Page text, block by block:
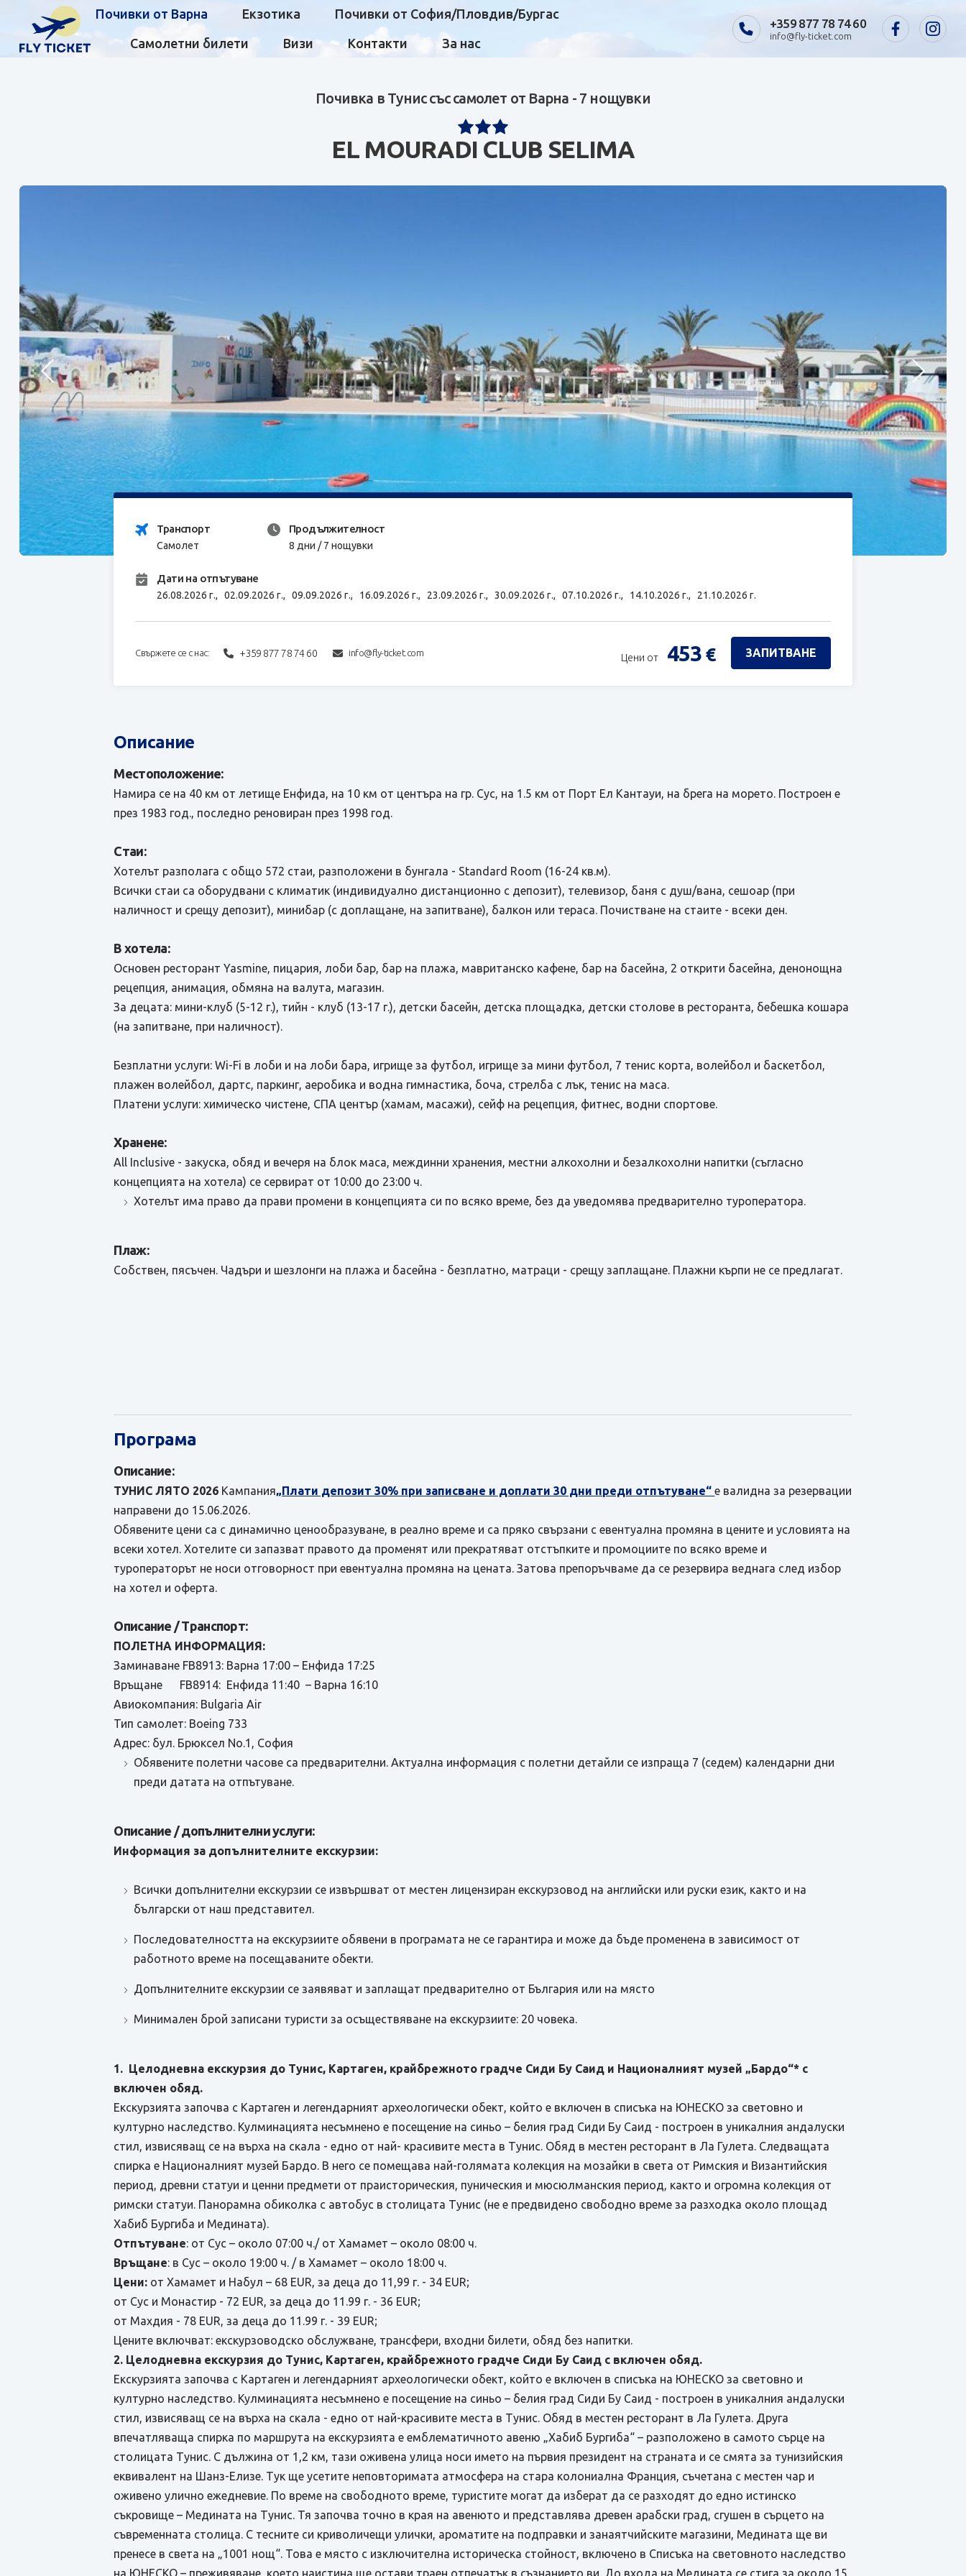
Почивки от Варна Екзотика Почивки от София/Пловдив/Бургас
Самолетни билети Визи Контакти За нас
+359 877 78 74 60
info@fly-ticket.com
Почивка в Тунис със самолет от Варна - 7 нощувки
EL MOURADI CLUB SELIMA
Транспорт
Самолет
Продължителност
8 дни / 7 нощувки
Дати на отпътуване
26.08.2026 г.,02.09.2026 г.,09.09.2026 г., 16.09.2026 г., 23.09.2026 г.,30.09.2026 г.,07.10.2026 г., 14.10.2026 г., 21.10.2026 г.
Свържете се с нас: +359 877 78 74 60 info@fly-ticket.com Цени от 453 € ЗАПИТВАНЕ
Описание
Местоположение:
Намира се на 40 км от летище Енфида, на 10 км от центъра на гр. Сус, на 1.5 км от Порт Eл Кантауи, на брега на морето. Построен е
през 1983 год., последно реновиран през 1998 год.
Стаи:
Хотелът разполага с общо 572 стаи, разположени в бунгала - Standard Room (16-24 кв.м).
Всички стаи са оборудвани с климатик (индивидуално дистанционно с депозит), телевизор, баня с душ/вана, сешоар (при
наличност и срещу депозит), минибар (с доплащане, на запитване), балкон или тераса. Почистване на стаите - всеки ден.
В хотела:
Основен ресторант Yasmine, пицария, лоби бар, бар на плажа, мавританско кафене, бар на басейна, 2 открити басейна, денонощна
рецепция, анимация, обмяна на валута, магазин.
За децата: мини-клуб (5-12 г.), тийн - клуб (13-17 г.), детски басейн, детска площадка, детски столове в ресторанта, бебешка кошара
(на запитване, при наличност).
Безплатни услуги: Wi-Fi в лоби и на лоби бара, игрище за футбол, игрище за мини футбол, 7 тенис корта, волейбол и баскетбол,
плажен волейбол, дартс, паркинг, аеробика и водна гимнастика, боча, стрелба с лък, тенис на маса.
Платени услуги: химическо чистене, СПА център (хамам, масажи), сейф на рецепция, фитнес, водни спортове.
Хранене:
All Inclusive - закуска, обяд и вечеря на блок маса, междинни хранения, местни алкохолни и безалкохолни напитки (съгласно
концепцията на хотела) се сервират от 10:00 до 23:00 ч.
Хотелът има право да прави промени в концепцията си по всяко време, без да уведомява предварително туроператора.
Плаж:
Собствен, пясъчен. Чадъри и шезлонги на плажа и басейна - безплатно, матраци - срещу заплащане. Плажни кърпи не се предлагат.
Програма
Описание:
ТУНИС ЛЯТО 2026 Кампания„Плати депозит 30% при записване и доплати 30 дни преди отпътуване“е валидна за резервации
направени до 15.06.2026.
Обявените цени са с динамично ценообразуване, в реално време и са пряко свързани с евентуална промяна в цените и условията на
всеки хотел. Хотелите си запазват правото да променят или прекратяват отстъпките и промоциите по всяко време и
туроператорът не носи отговорност при евентуална промяна на цената. Затова препоръчваме да се резервира веднага след избор
на хотел и оферта.
Описание / Транспорт:
ПОЛЕТНА ИНФОРМАЦИЯ:
Заминаване FB8913: Варна 17:00 – Енфида 17:25
Връщане FB8914: Енфида 11:40 – Варна 16:10
Авиокомпания: Bulgaria Air
Тип самолет: Boeing 733
Адрес: бул. Брюксел No.1, София
Обявените полетни часове са предварителни. Актуална информация с полетни детайли се изпраща 7 (седем) календарни дни
преди датата на отпътуване.
Описание / допълнителни услуги:
Информация за допълнителните екскурзии:
Всички допълнителни екскурзии се извършват от местен лицензиран екскурзовод на английски или руски език, както и на
български от наш представител.
Последователността на екскурзиите обявени в програмата не се гарантира и може да бъде променена в зависимост от
работното време на посещаваните обекти.
Допълнителните екскурзии се заявяват и заплащат предварително от България или на място
Минимален брой записани туристи за осъществяване на екскурзиите: 20 човека.
1. Целодневна екскурзия до Тунис, Картаген, крайбрежното градче Сиди Бу Саид и Националният музей „Бардо“* с
включен обяд.
Екскурзията започва с Картаген и легендарният археологически обект, който е включен в списъка на ЮНЕСКО за световно и
културно наследство. Кулминацията несъмнено е посещение на синьо – белия град Сиди Бу Саид - построен в уникалния андалуски
стил, извисяващ се на върха на скала - едно от най- красивите места в Тунис. Обяд в местен ресторант в Ла Гулета. Следващата
спирка е Националният музей Бардо. В него се помещава най-голямата колекция на мозайки в света от Римския и Византийския
период, древни статуи и ценни предмети от праисторическия, пуническия и мюсюлманския период, както и огромна колекция от
римски статуи. Панорамна обиколка с автобус в столицата Тунис (не е предвидено свободно време за разходка около площад
Хабиб Бургиба и Медината).
Отпътуване: от Сус – около 07:00 ч./ от Хамамет – около 08:00 ч.
Връщане: в Сус – около 19:00 ч. / в Хамамет – около 18:00 ч.
Цени: от Хамамет и Набул – 68 EUR, за деца до 11,99 г. - 34 EUR;
от Сус и Монастир - 72 EUR, за деца до 11.99 г. - 36 EUR;
от Махдия - 78 EUR, за деца до 11.99 г. - 39 EUR;
Цените включват: екскурзоводско обслужване, трансфери, входни билети, обяд без напитки.
2. Целодневна екскурзия до Тунис, Картаген, крайбрежното градче Сиди Бу Саид с включен обяд.
Екскурзията започва с Картаген и легендарният археологически обект, който е включен в списъка на ЮНЕСКО за световно и
културно наследство. Кулминацията несъмнено е посещение на синьо – белия град Сиди Бу Саид - построен в уникалния андалуски
стил, извисяващ се на върха на скала - едно от най-красивите места в Тунис. Обяд в местен ресторант в Ла Гулета. Друга
впечатляваща спирка по маршрута на екскурзията е емблематичното авеню „Хабиб Бургиба“ – разположено в самото сърце на
столицата Тунис. С дължина от 1,2 км, тази оживена улица носи името на първия президент на страната и се смята за тунизийския
еквивалент на Шанз-Елизе. Тук ще усетите неповторимата атмосфера на стара колониална Франция, съчетана с местен чар и
оживено улично ежедневие. По време на свободното време, туристите могат да изберат да се разходят до едно истинско
съкровище – Медината на Тунис. Тя започва точно в края на авенюто и представлява древен арабски град, сгушен в сърцето на
съвременната столица. С тесните си криволичещи улички, ароматите на подправки и занаятчийските магазини, Медината ще ви
пренесе в света на „1001 нощ“. Това е място с изключителна историческа стойност, включено в Списъка на световното наследство
на ЮНЕСКО – преживяване, което наистина ще остави траен отпечатък в съзнанието ви. До входа на Медината се стига за около 15